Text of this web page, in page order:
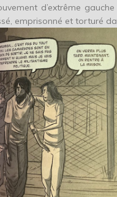
d’extrême
emprisonné et torturé